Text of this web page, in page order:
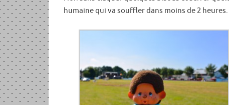
humaine qui va souffler dans moins de 2 heures.